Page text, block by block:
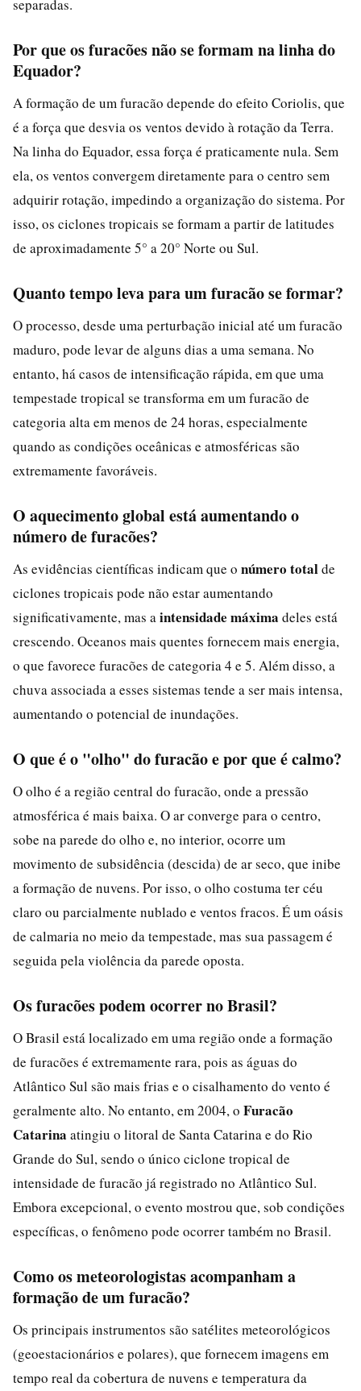
separadas.
Por que os furacões não se formam na linha do
Equador?
A formação de um furacão depende do efeito Coriolis, que
é a força que desvia os ventos devido à rotação da Terra.
Na linha do Equador, essa força é praticamente nula. Sem
ela, os ventos convergem diretamente para o centro sem
adquirir rotação, impedindo a organização do sistema. Por
isso, os ciclones tropicais se formam a partir de latitudes
de aproximadamente 5° a 20° Norte ou Sul.
Quanto tempo leva para um furacão se formar?
O processo, desde uma perturbação inicial até um furacão
maduro, pode levar de alguns dias a uma semana. No
entanto, há casos de intensificação rápida, em que uma
tempestade tropical se transforma em um furacão de
categoria alta em menos de 24 horas, especialmente
quando as condições oceânicas e atmosféricas são
extremamente favoráveis.
O aquecimento global está aumentando o
número de furacões?
As evidências científicas indicam que o número totalde
ciclones tropicais pode não estar aumentando
significativamente, mas a intensidade máxima deles está
crescendo. Oceanos mais quentes fornecem mais energia,
o que favorece furacões de categoria 4 e 5. Além disso, a
chuva associada a esses sistemas tende a ser mais intensa,
aumentando o potencial de inundações.
O que é o "olho" do furacão e por que é calmo?
O olho é a região central do furacão, onde a pressão
atmosférica é mais baixa. O ar converge para o centro,
sobe na parede do olho e, no interior, ocorre um
movimento de subsidência (descida) de ar seco, que inibe
a formação de nuvens. Por isso, o olho costuma ter céu
claro ou parcialmente nublado e ventos fracos. É um oásis
de calmaria no meio da tempestade, mas sua passagem é
seguida pela violência da parede oposta.
Os furacões podem ocorrer no Brasil?
O Brasil está localizado em uma região onde a formação
de furacões é extremamente rara, pois as águas do
Atlântico Sul são mais frias e o cisalhamento do vento é
geralmente alto. No entanto, em 2004, o Furacão
Catarina atingiu o litoral de Santa Catarina e do Rio
Grande do Sul, sendo o único ciclone tropical de
intensidade de furacão já registrado no Atlântico Sul.
Embora excepcional, o evento mostrou que, sob condições
específicas, o fenômeno pode ocorrer também no Brasil.
Como os meteorologistas acompanham a
formação de um furacão?
Os principais instrumentos são satélites meteorológicos
(geoestacionários e polares), que fornecem imagens em
tempo real da cobertura de nuvens e temperatura da